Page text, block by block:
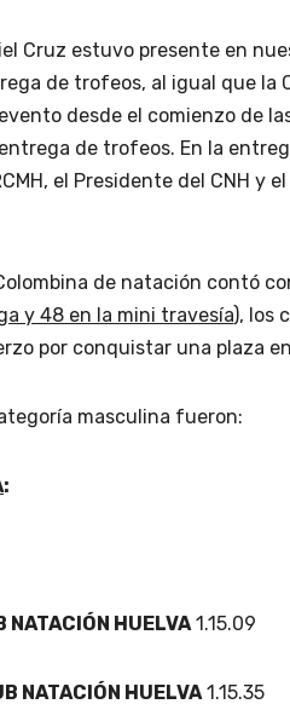
Cruz estuvo presente en
de trofeos, al igual que la
desde el comienzo de
de trofeos. En la
el Presidente del CNH y
de natación contó
y 48 en la mini travesía), los
por conquistar una plaza
masculina fueron:
:
NATACIÓN HUELVA1.15.09
NATACIÓN HUELVA1.15.35